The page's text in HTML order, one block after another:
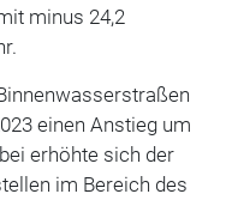
minus 24,2
einen Anstieg um
erhöhte sich der
im Bereich des